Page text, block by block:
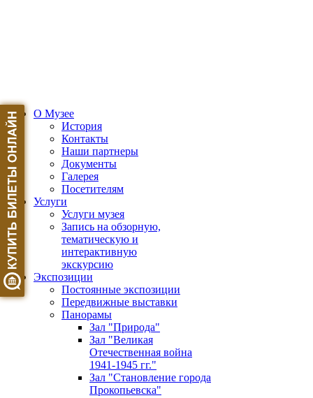
О Музее
История
Контакты
Наши партнеры
Документы
Галерея
Посетителям
Услуги
Услуги музея
Запись на обзорную,
тематическую и
интерактивную
экскурсию
Экспозиции
Постоянные экспозиции
Передвижные выставки
Панорамы
Зал "Природа"
Зал "Великая
Отечественная война
1941-1945 гг."
Зал "Становление города
Прокопьевска"